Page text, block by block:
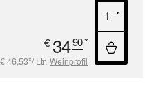
€ 3490*
€ 46,53*/ Ltr. Weinprofil